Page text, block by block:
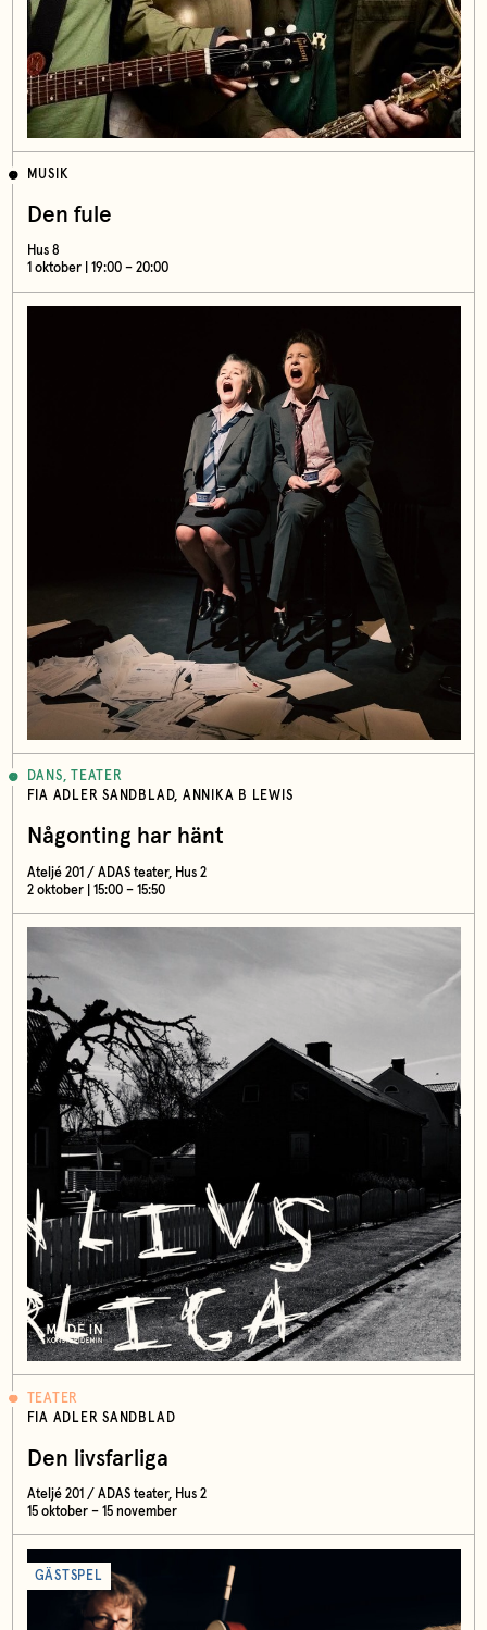
MUSIK
Den fule
Hus 8
1 oktober | 19:00 – 20:00
DANS, TEATER
FIA ADLER SANDBLAD, ANNIKA B LEWIS
Någonting har hänt
Ateljé 201 / ADAS teater, Hus 2
2 oktober | 15:00 – 15:50
TEATER
FIA ADLER SANDBLAD
Den livsfarliga
Ateljé 201 / ADAS teater, Hus 2
15 oktober – 15 november
GÄSTSPEL